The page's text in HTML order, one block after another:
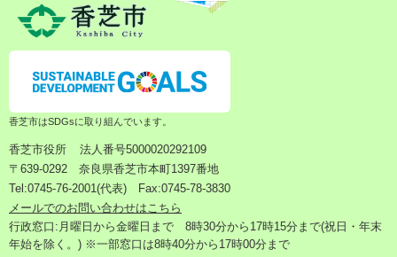
香芝市はSDGsに取り組んでいます。
香芝市役所
法人番号5000020292109
〒639-0292 奈良県香芝市本町1397番地
Tel:0745-76-2001(代表) Fax:0745-78-3830
メールでのお問い合わせはこちら
行政窓口:月曜日から金曜日まで 8時30分から17時15分まで(祝日・年末
年始を除く。) ※一部窓口は8時40分から17時00分まで